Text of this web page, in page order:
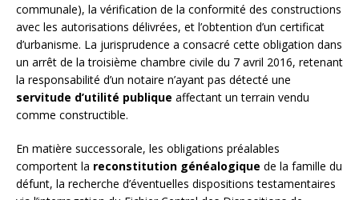
communale), la vérification de la conformité des constructions
avec les autorisations délivrées, et l’obtention d’un certificat
d’urbanisme. La jurisprudence a consacré cette obligation dans
un arrêt de la troisième chambre civile du 7 avril 2016, retenant
la responsabilité d’un notaire n’ayant pas détecté une
servitude d’utilité publique affectant un terrain vendu
comme constructible.
En matière successorale, les obligations préalables
comportent la reconstitution généalogique de la famille du
défunt, la recherche d’éventuelles dispositions testamentaires